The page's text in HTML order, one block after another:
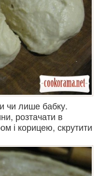
чи лише бабку.
розтачати в
і корицею, скрутити